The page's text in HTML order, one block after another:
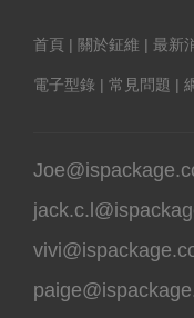
首頁 | 關於鉦維 | 最新
電子型錄 | 常見問題 |